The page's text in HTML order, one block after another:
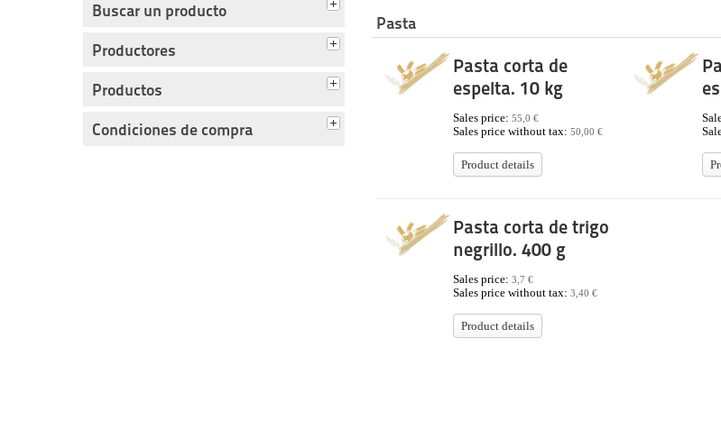
Buscar un producto
Productores
Productos
Condiciones de compra
Pasta
Pasta corta de
espelta. 10 kg
Sales price: 55,0 €
Sales price without tax: 50,00 €
Product details
Pasta corta de trigo
negrillo. 400 g
Sales price: 3,7 €
Sales price without tax: 3,40 €
Product details